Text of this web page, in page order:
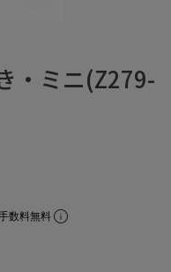
・ミニ(Z279-
数料無料